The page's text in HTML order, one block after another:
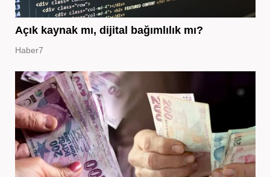
Açık kaynak mı, dijital bağımlılık mı?
Haber7